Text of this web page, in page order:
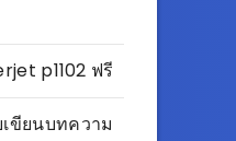
p1102 ฟรี
ขียนบทความ